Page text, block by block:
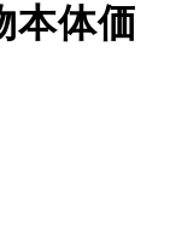
本体価